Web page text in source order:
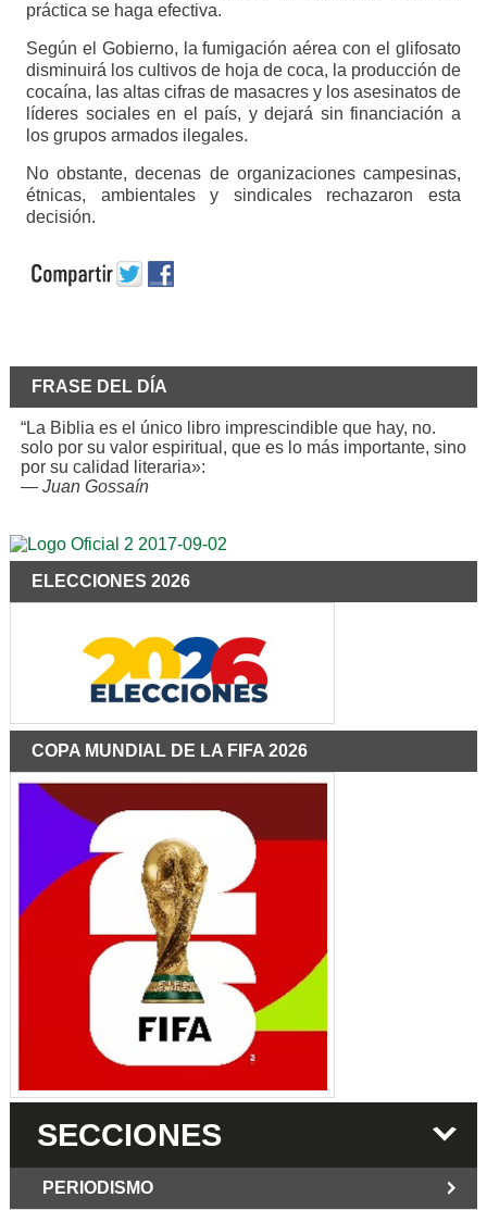
práctica se haga efectiva.
Según el Gobierno, la fumigación aérea con el glifosato
disminuirá los cultivos de hoja de coca, la producción de
cocaína, las altas cifras de masacres y los asesinatos de
líderes sociales en el país, y dejará sin financiación a
los grupos armados ilegales.
No obstante, decenas de organizaciones campesinas,
étnicas, ambientales y sindicales rechazaron esta
decisión.
FRASE DEL DÍA
“La Biblia es el único libro imprescindible que hay, no.
solo por su valor espiritual, que es lo más importante, sino
por su calidad literaria»:
— Juan Gossaín
ELECCIONES 2026
COPA MUNDIAL DE LA FIFA 2026
SECCIONES
PERIODISMO